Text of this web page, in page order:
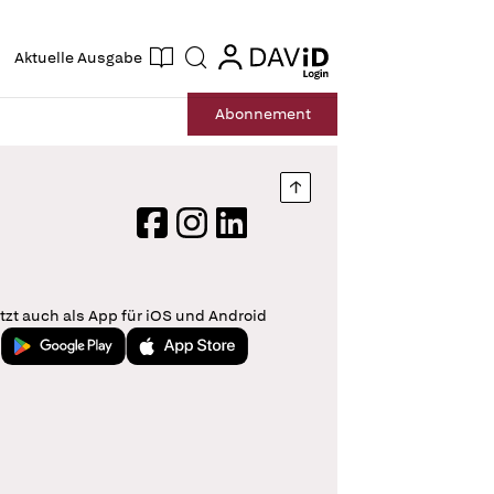
Aktuelle Ausgabe Suche login
login
Abonnement
Nach oben springen
FacebookInstagram
LinkedIn
auch als App für iOS und Android
Jetzt bei Google PlayLaden im App Store